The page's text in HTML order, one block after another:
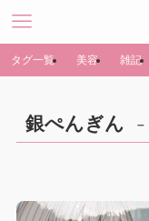
タグ一覧 美容 雑記
銀ぺんぎん –